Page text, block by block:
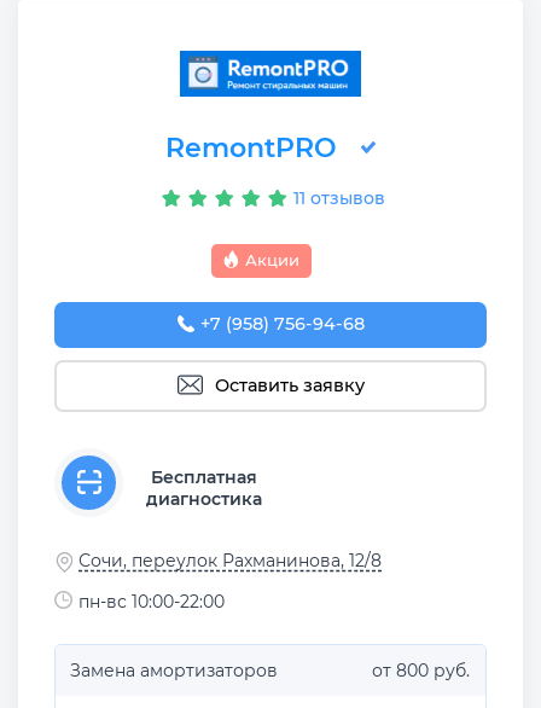
RemontPRO
11 отзывов
Акции
+7 (958) 756-94-68
Оставить заявку
Бесплатная
диагностика
Сочи, переулок Рахманинова, 12/8
пн-вс 10:00-22:00
Замена амортизаторов от 800 руб.